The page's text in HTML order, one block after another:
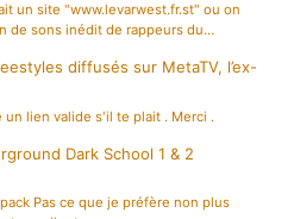
un site "www.levarwest.fr.st" ou on
de sons inédit de rappeurs du…
diffusés sur MetaTV, l’ex-
un lien valide s'il te plait . Merci .
Dark School 1 & 2
Pas ce que je préfère non plus